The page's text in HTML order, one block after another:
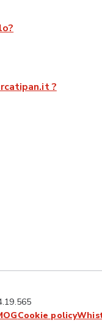
?
Cookie policy